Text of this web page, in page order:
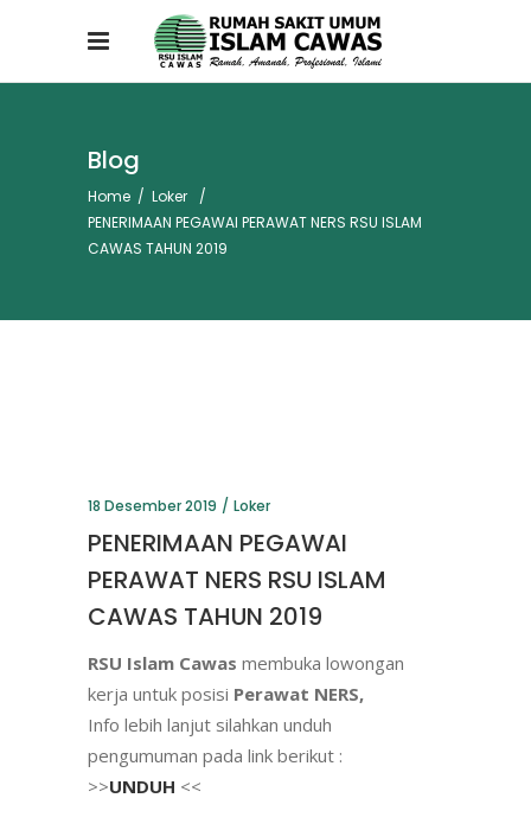
Blog
Home / Loker
/
PENERIMAAN PEGAWAI PERAWAT NERS RSU ISLAM
CAWAS TAHUN 2019
18 Desember 2019 Loker
PENERIMAAN PEGAWAI
PERAWAT NERS RSU ISLAM
CAWAS TAHUN 2019
RSU Islam Cawas membuka lowongan
kerja untuk posisi Perawat NERS,
Info lebih lanjut silahkan unduh
pengumuman pada link berikut :
>>UNDUH <<